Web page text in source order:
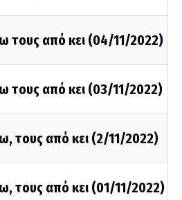
τους από κει (04/11/2022)
τους από κει (03/11/2022)
τους από κει (2/11/2022)
τους από κει (01/11/2022)